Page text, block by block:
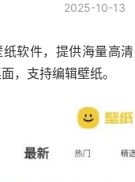
2025-10-13
软件，提供海量高
，支持编辑壁纸。